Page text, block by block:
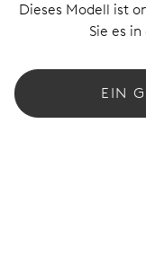
Dieses Modell ist
Sie es
EIN